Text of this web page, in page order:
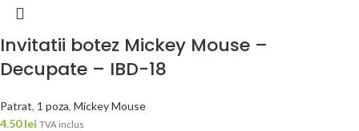
Invitatii botez Mickey Mouse –
Decupate – IBD-18
Patrat, 1 poza, Mickey Mouse
4.50lei TVA inclus